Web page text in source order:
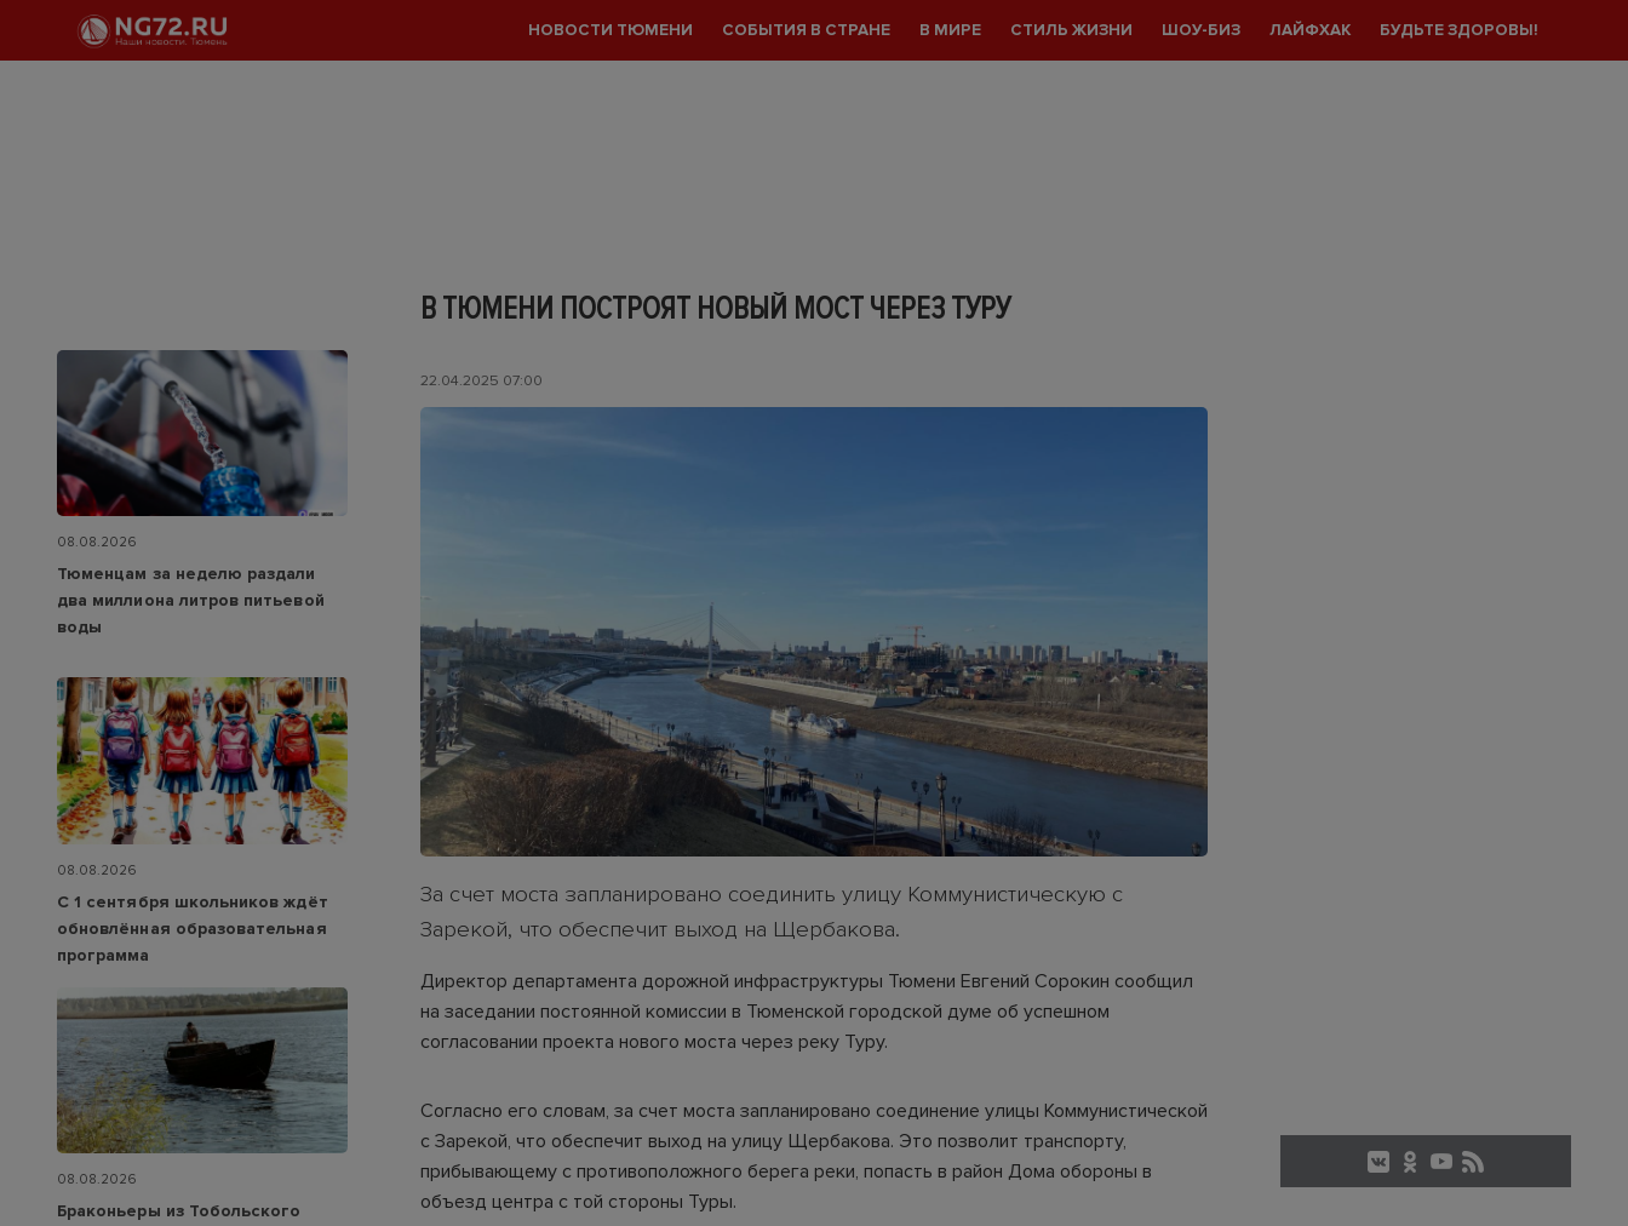
НОВОСТИ ТЮМЕНИ СОБЫТИЯ В СТРАНЕ В МИРЕ СТИЛЬ ЖИЗНИ ШОУ-БИЗ ЛАЙФХАК БУДЬТЕ ЗДОРОВЫ!
В ТЮМЕНИ ПОСТРОЯТ НОВЫЙ МОСТ ЧЕРЕЗ ТУРУ
22.04.2025 07:00
За счет моста запланировано соединить улицу Коммунистическую с
Зарекой, что обеспечит выход на Щербакова.
Директор департамента дорожной инфраструктуры Тюмени Евгений Сорокин сообщил
на заседании постоянной комиссии в Тюменской городской думе об успешном
согласовании проекта нового моста через реку Туру.
Согласно его словам, за счет моста запланировано соединение улицы Коммунистической
с Зарекой, что обеспечит выход на улицу Щербакова. Это позволит транспорту,
прибывающему с противоположного берега реки, попасть в район Дома обороны в
объезд центра с той стороны Туры.
08.08.2026
Тюменцам за неделю раздали
два миллиона литров питьевой
воды
08.08.2026
С 1 сентября школьников ждёт
обновлённая образовательная
программа
08.08.2026
Браконьеры из Тобольского